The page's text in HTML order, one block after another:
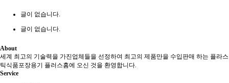
글이 없습니다.
글이 없습니다.
About
세계 최고의 기술력을 가진업체들을 선정하여 최고의 제품만을 수입판매 하는 플라스
틱식품포장용기 플러스홈에 오신 것을 환영합니다.
Service